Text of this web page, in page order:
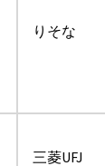
りそな
三菱UFJ